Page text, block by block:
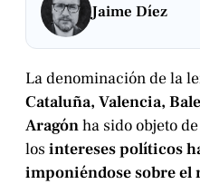
Jaime Díez
La denominación de la
Cataluña, Valencia,
Aragónha sido objeto
los intereses políticos
imponiéndose sobre